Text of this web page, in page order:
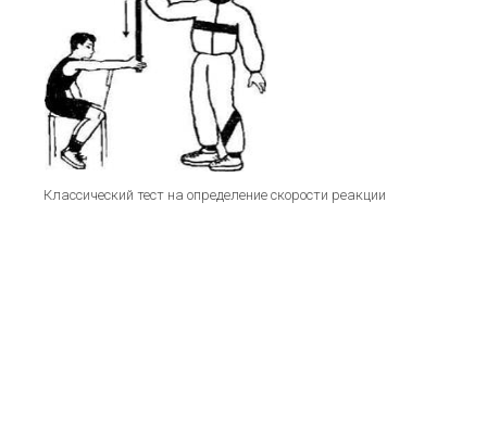
Классический тест на определение скорости реакции